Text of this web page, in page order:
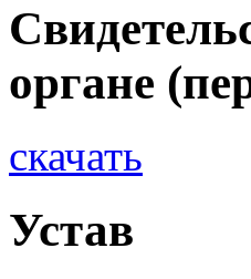
органе
скачать
Устав